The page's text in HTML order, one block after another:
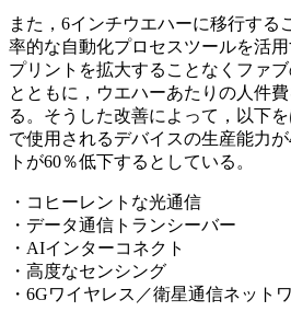
また，6インチウエハーに移行する
率的な自動化プロセスツールを活
プリントを拡大することなくファ
とともに，ウエハーあたりの人件
る。そうした改善によって，以下
で使用されるデバイスの生産能力
トが60％低下するとしている。
・コヒーレントな光通信
・データ通信トランシーバー
・AIインターコネクト
・高度なセンシング
・6Gワイヤレス／衛星通信ネット